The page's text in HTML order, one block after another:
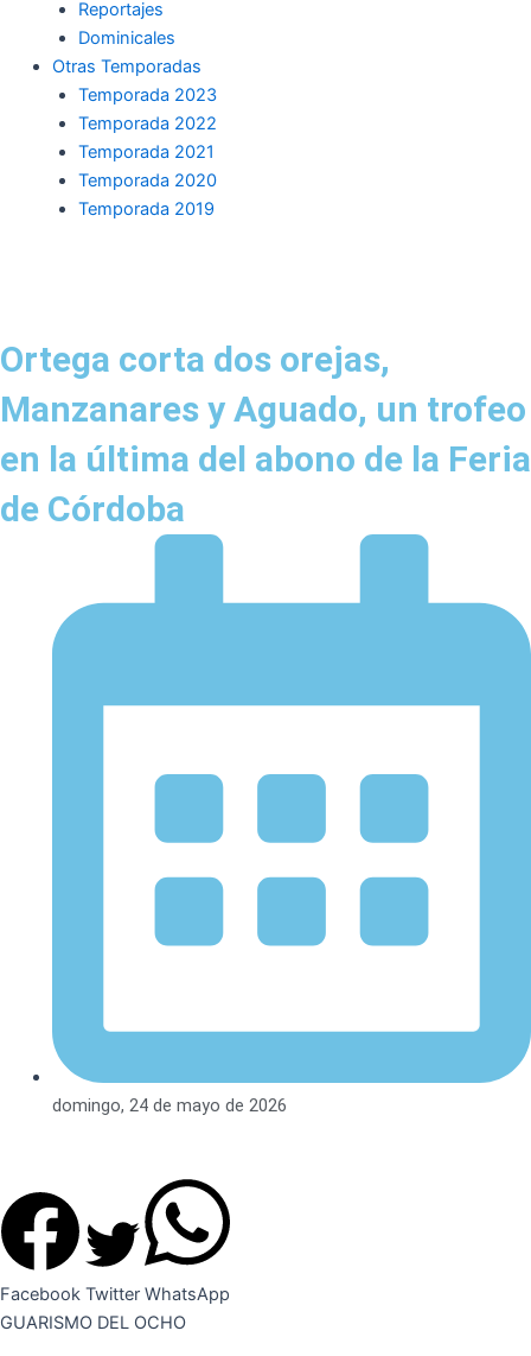
Reportajes
Dominicales
Otras Temporadas
Temporada 2023
Temporada 2022
Temporada 2021
Temporada 2020
Temporada 2019
Ortega corta dos orejas,
Manzanares y Aguado, un trofeo
en la última del abono de la Feria
de Córdoba
domingo, 24 de mayo de 2026
Facebook Twitter WhatsApp
GUARISMO DEL OCHO